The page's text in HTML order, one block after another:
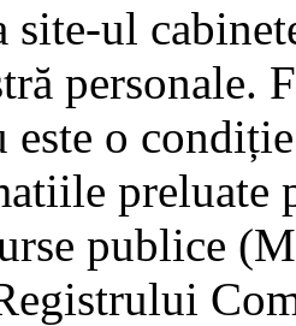
ul
personale.
este o
preluate
publice